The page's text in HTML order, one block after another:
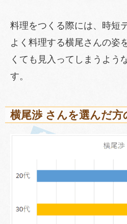
料理をつくる際には、時短
よく料理する横尾さんの姿
くても見入ってしまうよう
す。
横尾渉 さんを選んだ方